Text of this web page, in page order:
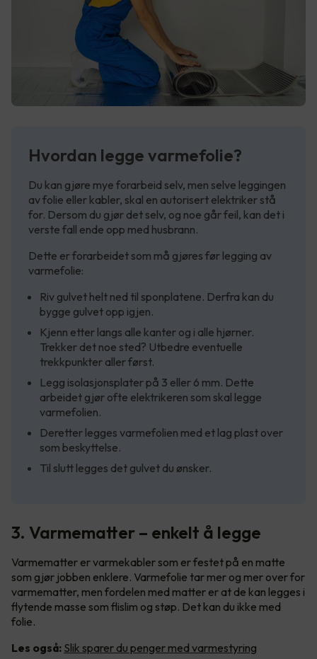
Hvordan legge varmefolie?
Du kan gjøre mye forarbeid selv, men selve leggingen
av folie eller kabler, skal en autorisert elektriker stå
for. Dersom du gjør det selv, og noe går feil, kan det i
verste fall ende opp med husbrann.
Dette er forarbeidet som må gjøres før legging av
varmefolie:
Riv gulvet helt ned til sponplatene. Derfra kan du
bygge gulvet opp igjen.
Kjenn etter langs alle kanter og i alle hjørner.
Trekker det noe sted? Utbedre eventuelle
trekkpunkter aller først.
Legg isolasjonsplater på 3 eller 6 mm. Dette
arbeidet gjør ofte elektrikeren som skal legge
varmefolien.
Deretter legges varmefolien med et lag plast over
som beskyttelse.
Til slutt legges det gulvet du ønsker.
3. Varmematter – enkelt å legge
Varmematter er varmekabler som er festet på en matte
som gjør jobben enklere. Varmefolie tar mer og mer over for
varmematter, men fordelen med matter er at de kan legges i
flytende masse som flislim og støp. Det kan du ikke med
folie.
Les også: Slik sparer du penger med varmestyring